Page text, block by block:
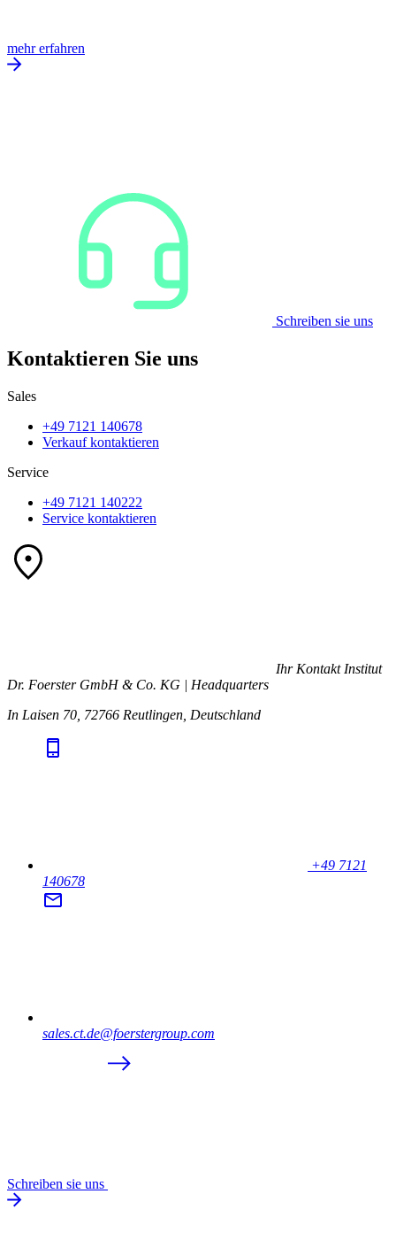
mehr erfahren
Schreiben sie uns
Kontaktieren Sie uns
Sales
+49 7121 140678
Verkauf kontaktieren
Service
+49 7121 140222
Service kontaktieren
Ihr Kontakt Institut
Dr. Foerster GmbH & Co. KG | Headquarters
In Laisen 70, 72766 Reutlingen, Deutschland
+49 7121
140678
sales.ct.de@foerstergroup.com
Schreiben sie uns